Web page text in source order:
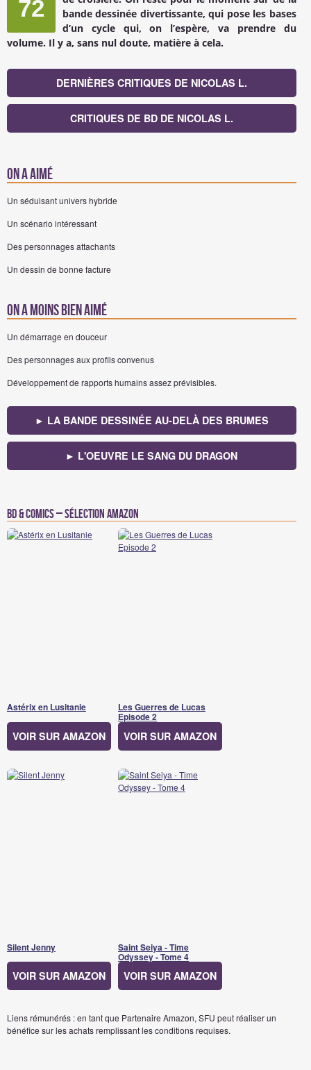
72
bande dessinée divertissante, qui pose les bases
d’un cycle qui, on l’espère, va prendre du
volume. Il y a, sans nul doute, matière à cela.
DERNIÈRES CRITIQUES DE NICOLAS L.
CRITIQUES DE BD DE NICOLAS L.
On a aimé
Un séduisant univers hybride
Un scénario intéressant
Des personnages attachants
Un dessin de bonne facture
On a moins bien aimé
Un démarrage en douceur
Des personnages aux profils convenus
Développement de rapports humains assez prévisibles.
► LA BANDE DESSINÉE AU-DELÀ DES BRUMES
► L'OEUVRE LE SANG DU DRAGON
BD & Comics – Sélection Amazon
Astérix en Lusitanie
VOIR SUR AMAZON
Les Guerres de Lucas
Episode 2
VOIR SUR AMAZON
Silent Jenny
VOIR SUR AMAZON
Saint Seiya - Time
Odyssey - Tome 4
VOIR SUR AMAZON
Liens rémunérés : en tant que Partenaire Amazon, SFU peut réaliser un
bénéfice sur les achats remplissant les conditions requises.